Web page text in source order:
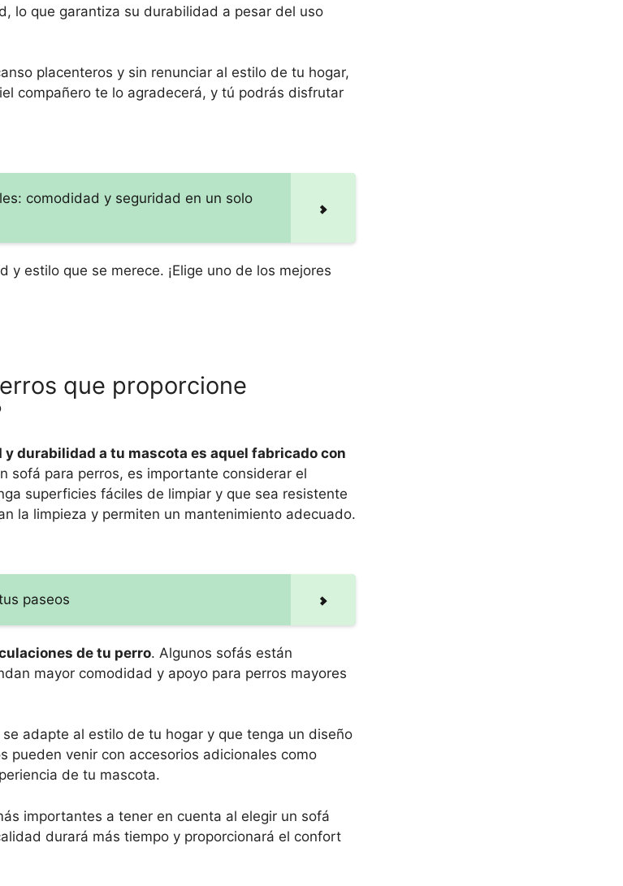
lo que garantiza su durabilidad a pesar del uso
placenteros y sin renunciar al estilo de tu hogar,
compañero te lo agradecerá, y tú podrás disfrutar
comodidad y seguridad en un solo
estilo que se merece. ¡Elige uno de los mejores
que proporcione
durabilidad a tu mascota es aquel fabricado con
sofá para perros, es importante considerar el
superficies fáciles de limpiar y que sea resistente
la limpieza y permiten un mantenimiento adecuado.
paseos
de tu perro. Algunos sofás están
mayor comodidad y apoyo para perros mayores
adapte al estilo de tu hogar y que tenga un diseño
pueden venir con accesorios adicionales como
de tu mascota.
importantes a tener en cuenta al elegir un sofá
durará más tiempo y proporcionará el confort